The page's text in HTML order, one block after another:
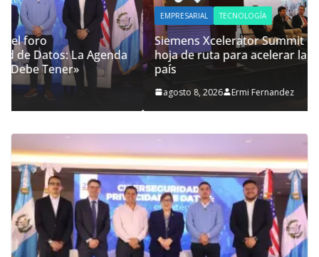
EMPRESARIAL TECNOLOGÍA
Siemens Xcelerator Summit Guatemala, impulsa
hoja de ruta para acelerar la competitividad del
país
agosto 8, 2026 Ermi Fernandez